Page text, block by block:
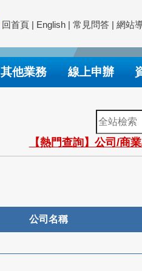
回首頁 | English | 常見問答 | 網站
其他業務 線上申辦
全
站
檢
索
【熱門查詢】公司/商
公司名稱